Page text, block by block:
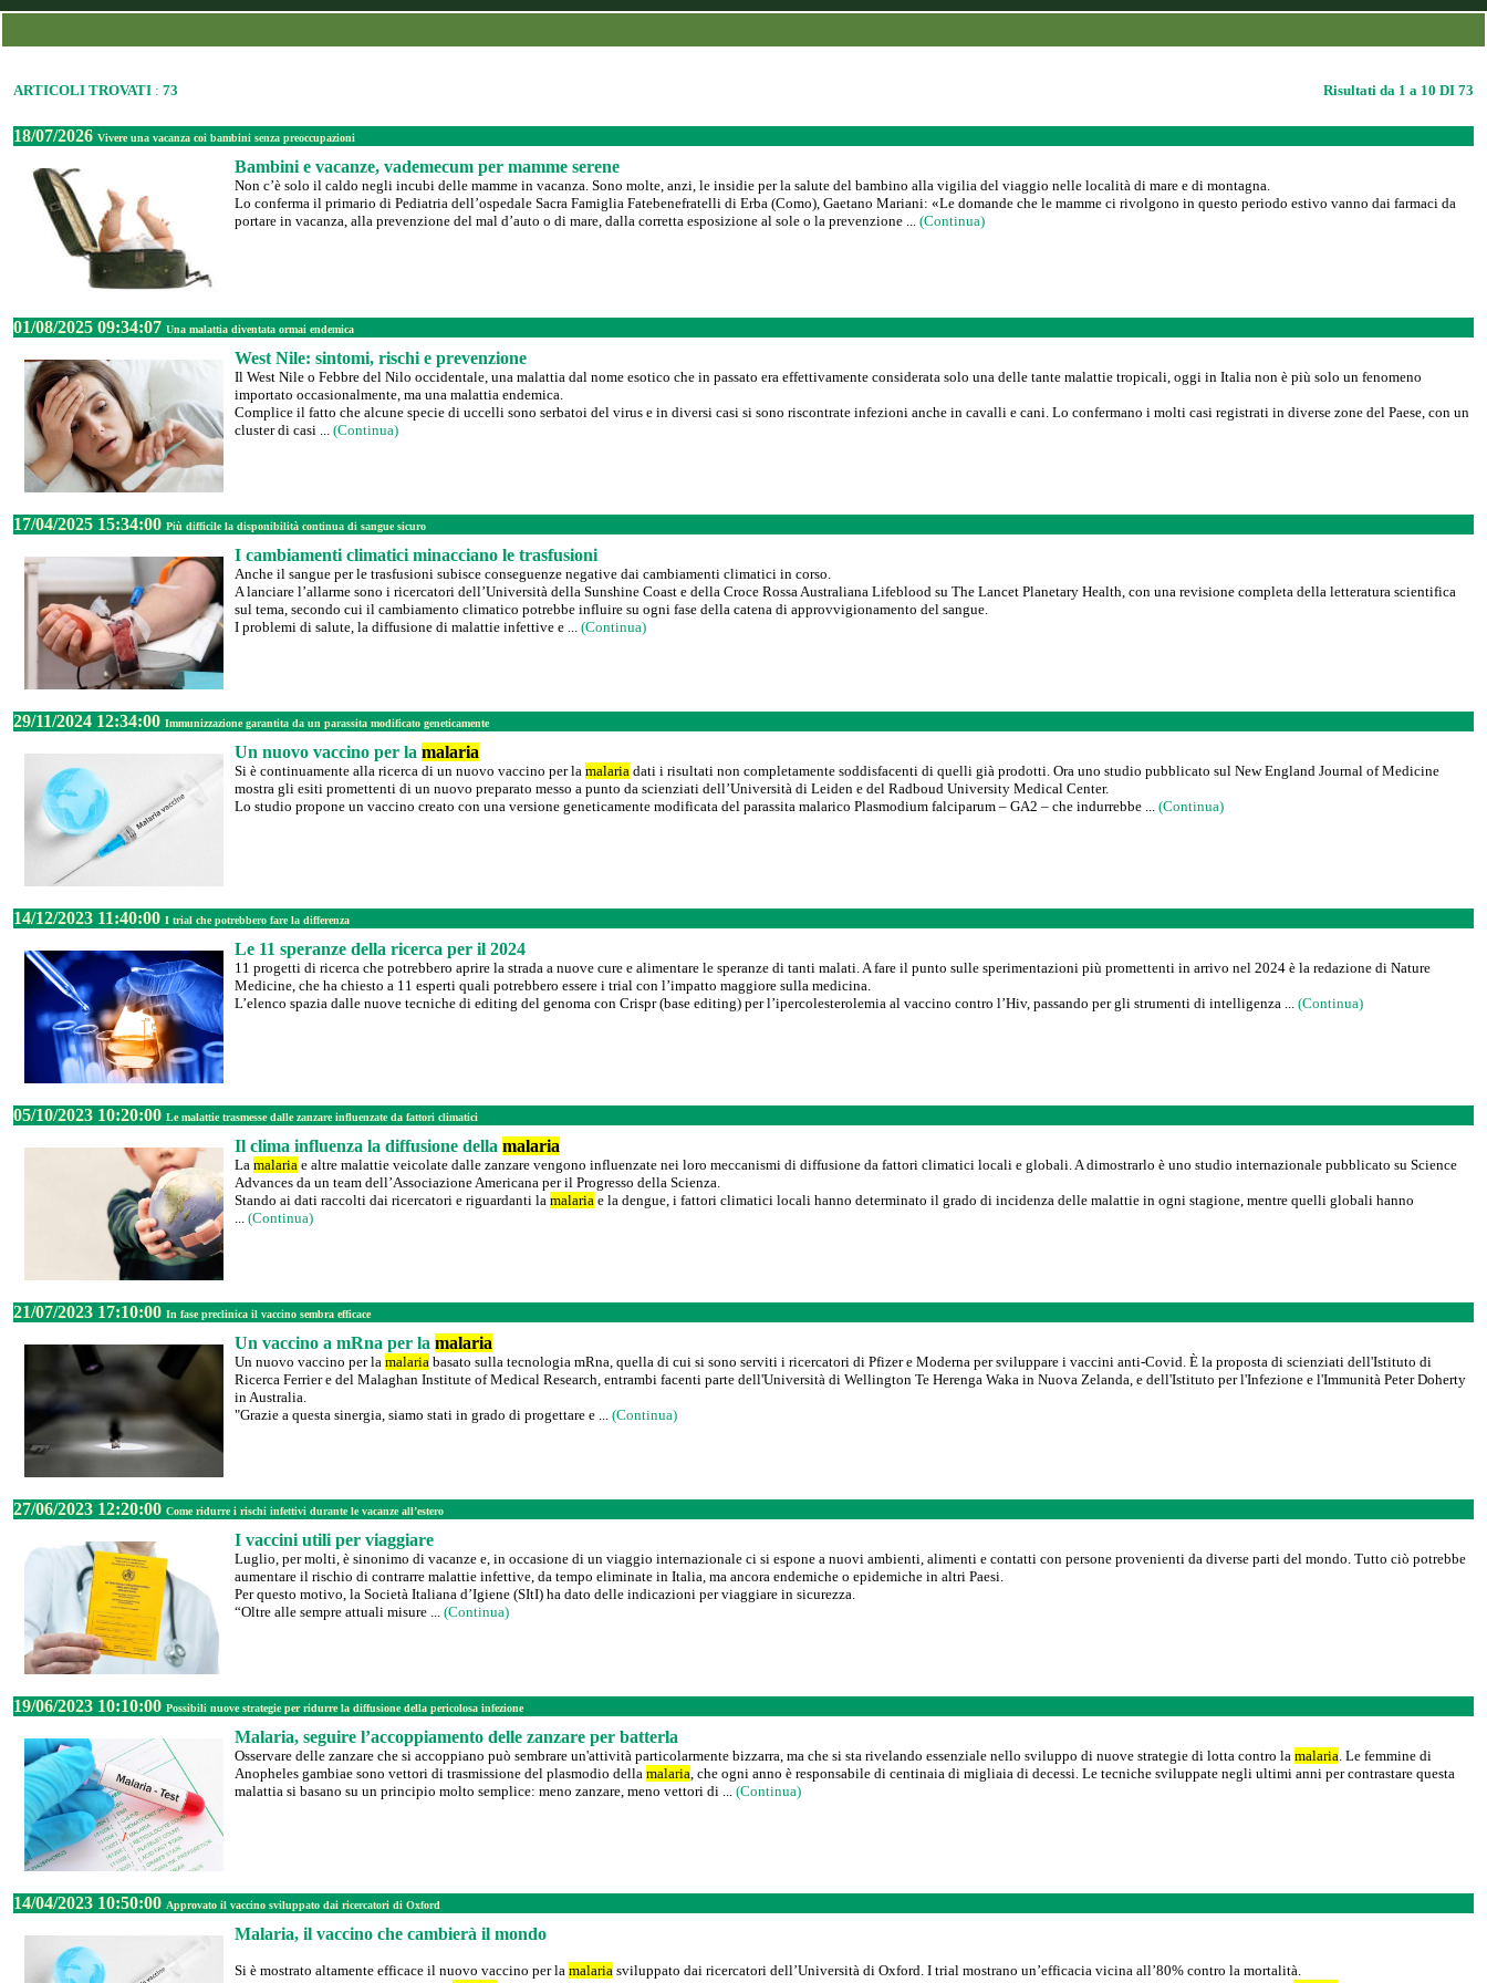
ARTICOLI TROVATI : 73 Risultati da 1 a 10 DI 73
18/07/2026 Vivere una vacanza coi bambini senza preoccupazioni
Bambini e vacanze, vademecum per mamme serene
Non c’è solo il caldo negli incubi delle mamme in vacanza. Sono molte, anzi, le insidie per la salute del bambino alla vigilia del viaggio nelle località di mare e di montagna.
Lo conferma il primario di Pediatria dell’ospedale Sacra Famiglia Fatebenefratelli di Erba (Como), Gaetano Mariani: «Le domande che le mamme ci rivolgono in questo periodo estivo vanno dai farmaci da
portare in vacanza, alla prevenzione del mal d’auto o di mare, dalla corretta esposizione al sole o la prevenzione ... (Continua)
01/08/2025 09:34:07 Una malattia diventata ormai endemica
West Nile: sintomi, rischi e prevenzione
Il West Nile o Febbre del Nilo occidentale, una malattia dal nome esotico che in passato era effettivamente considerata solo una delle tante malattie tropicali, oggi in Italia non è più solo un fenomeno
importato occasionalmente, ma una malattia endemica.
Complice il fatto che alcune specie di uccelli sono serbatoi del virus e in diversi casi si sono riscontrate infezioni anche in cavalli e cani. Lo confermano i molti casi registrati in diverse zone del Paese, con un
cluster di casi ... (Continua)
17/04/2025 15:34:00 Più difficile la disponibilità continua di sangue sicuro
I cambiamenti climatici minacciano le trasfusioni
Anche il sangue per le trasfusioni subisce conseguenze negative dai cambiamenti climatici in corso.
A lanciare l’allarme sono i ricercatori dell’Università della Sunshine Coast e della Croce Rossa Australiana Lifeblood su The Lancet Planetary Health, con una revisione completa della letteratura scientifica
sul tema, secondo cui il cambiamento climatico potrebbe influire su ogni fase della catena di approvvigionamento del sangue.
I problemi di salute, la diffusione di malattie infettive e ... (Continua)
29/11/2024 12:34:00 Immunizzazione garantita da un parassita modificato geneticamente
Un nuovo vaccino per la malaria
Si è continuamente alla ricerca di un nuovo vaccino per la malaria dati i risultati non completamente soddisfacenti di quelli già prodotti. Ora uno studio pubblicato sul New England Journal of Medicine
mostra gli esiti promettenti di un nuovo preparato messo a punto da scienziati dell’Università di Leiden e del Radboud University Medical Center.
Lo studio propone un vaccino creato con una versione geneticamente modificata del parassita malarico Plasmodium falciparum – GA2 – che indurrebbe ... (Continua)
14/12/2023 11:40:00 I trial che potrebbero fare la differenza
Le 11 speranze della ricerca per il 2024
11 progetti di ricerca che potrebbero aprire la strada a nuove cure e alimentare le speranze di tanti malati. A fare il punto sulle sperimentazioni più promettenti in arrivo nel 2024 è la redazione di Nature
Medicine, che ha chiesto a 11 esperti quali potrebbero essere i trial con l’impatto maggiore sulla medicina.
L’elenco spazia dalle nuove tecniche di editing del genoma con Crispr (base editing) per l’ipercolesterolemia al vaccino contro l’Hiv, passando per gli strumenti di intelligenza ... (Continua)
05/10/2023 10:20:00 Le malattie trasmesse dalle zanzare influenzate da fattori climatici
Il clima influenza la diffusione della malaria
La malaria e altre malattie veicolate dalle zanzare vengono influenzate nei loro meccanismi di diffusione da fattori climatici locali e globali. A dimostrarlo è uno studio internazionale pubblicato su Science
Advances da un team dell’Associazione Americana per il Progresso della Scienza.
Stando ai dati raccolti dai ricercatori e riguardanti la malaria e la dengue, i fattori climatici locali hanno determinato il grado di incidenza delle malattie in ogni stagione, mentre quelli globali hanno
... (Continua)
21/07/2023 17:10:00 In fase preclinica il vaccino sembra efficace
Un vaccino a mRna per la malaria
Un nuovo vaccino per la malaria basato sulla tecnologia mRna, quella di cui si sono serviti i ricercatori di Pfizer e Moderna per sviluppare i vaccini anti-Covid. È la proposta di scienziati dell'Istituto di
Ricerca Ferrier e del Malaghan Institute of Medical Research, entrambi facenti parte dell'Università di Wellington Te Herenga Waka in Nuova Zelanda, e dell'Istituto per l'Infezione e l'Immunità Peter Doherty
in Australia.
"Grazie a questa sinergia, siamo stati in grado di progettare e ... (Continua)
27/06/2023 12:20:00 Come ridurre i rischi infettivi durante le vacanze all’estero
I vaccini utili per viaggiare
Luglio, per molti, è sinonimo di vacanze e, in occasione di un viaggio internazionale ci si espone a nuovi ambienti, alimenti e contatti con persone provenienti da diverse parti del mondo. Tutto ciò potrebbe
aumentare il rischio di contrarre malattie infettive, da tempo eliminate in Italia, ma ancora endemiche o epidemiche in altri Paesi.
Per questo motivo, la Società Italiana d’Igiene (SItI) ha dato delle indicazioni per viaggiare in sicurezza.
“Oltre alle sempre attuali misure ... (Continua)
19/06/2023 10:10:00 Possibili nuove strategie per ridurre la diffusione della pericolosa infezione
Malaria, seguire l’accoppiamento delle zanzare per batterla
Osservare delle zanzare che si accoppiano può sembrare un'attività particolarmente bizzarra, ma che si sta rivelando essenziale nello sviluppo di nuove strategie di lotta contro la malaria. Le femmine di
Anopheles gambiae sono vettori di trasmissione del plasmodio della malaria, che ogni anno è responsabile di centinaia di migliaia di decessi. Le tecniche sviluppate negli ultimi anni per contrastare questa
malattia si basano su un principio molto semplice: meno zanzare, meno vettori di ... (Continua)
14/04/2023 10:50:00 Approvato il vaccino sviluppato dai ricercatori di Oxford
Malaria, il vaccino che cambierà il mondo
Si è mostrato altamente efficace il nuovo vaccino per la malaria sviluppato dai ricercatori dell’Università di Oxford. I trial mostrano un’efficacia vicina all’80% contro la mortalità.